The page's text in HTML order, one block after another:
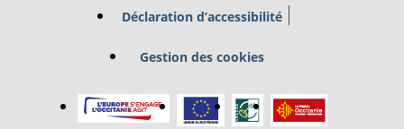
Déclaration d’accessibilité
Gestion des cookies